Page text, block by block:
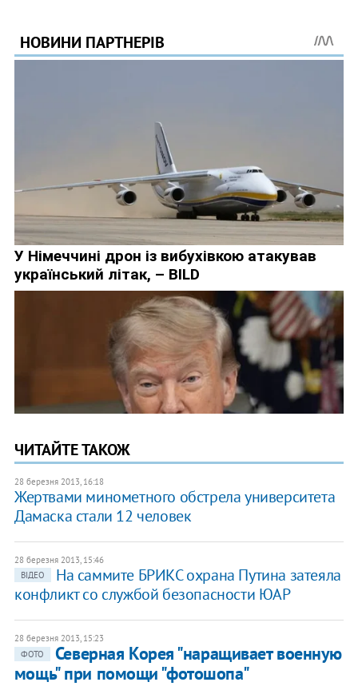
ЧИТАЙТЕ ТАКОЖ
28 березня 2013, 16:18
Жертвами минометного обстрела университета
Дамаска стали 12 человек
28 березня 2013, 15:46
ВІДЕО
На саммите БРИКС охрана Путина затеяла
конфликт со службой безопасности ЮАР
28 березня 2013, 15:23
ФОТО
Северная Корея "наращивает военную
мощь" при помощи "фотошопа"